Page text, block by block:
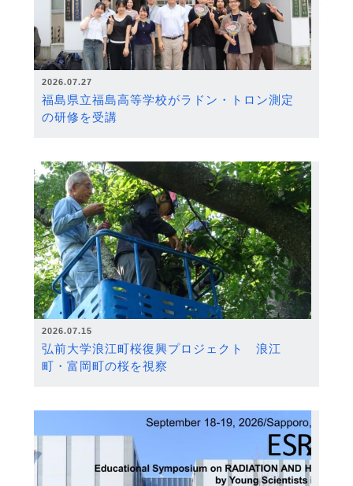
2026.07.27
福島県立福島高等学校がラドン・トロン測定
の研修を受講
2026.07.15
弘前大学浪江町桜復興プロジェクト 浪江
町・富岡町の桜を視察